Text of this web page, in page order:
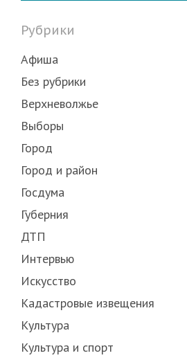
Рубрики
Афиша
Без рубрики
Верхневолжье
Выборы
Город
Город и район
Госдума
Губерния
ДТП
Интервью
Искусство
Кадастровые извещения
Культура
Культура и спорт